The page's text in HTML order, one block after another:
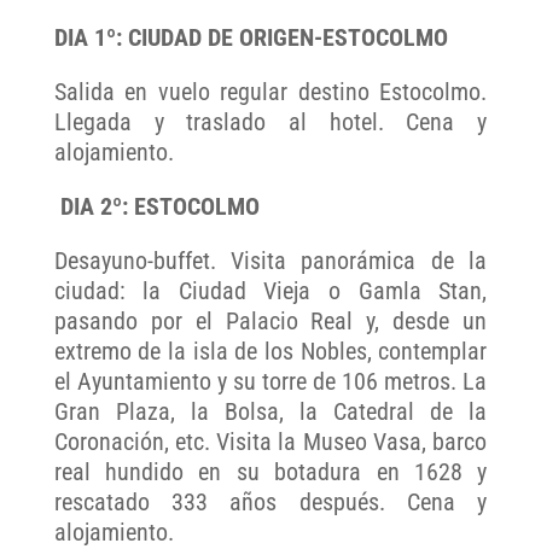
DIA 1º: CIUDAD DE ORIGEN-ESTOCOLMO
Salida en vuelo regular destino Estocolmo.
Llegada y traslado al hotel. Cena y
alojamiento.
DIA 2º: ESTOCOLMO
Desayuno-buffet. Visita panorámica de la
ciudad: la Ciudad Vieja o Gamla Stan,
pasando por el Palacio Real y, desde un
extremo de la isla de los Nobles, contemplar
el Ayuntamiento y su torre de 106 metros. La
Gran Plaza, la Bolsa, la Catedral de la
Coronación, etc. Visita la Museo Vasa, barco
real hundido en su botadura en 1628 y
rescatado 333 años después. Cena y
alojamiento.